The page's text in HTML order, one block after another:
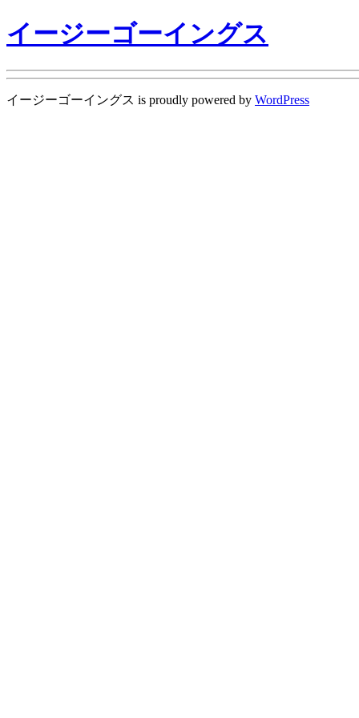
イージーゴーイングス
イージーゴーイングス is proudly powered by WordPress